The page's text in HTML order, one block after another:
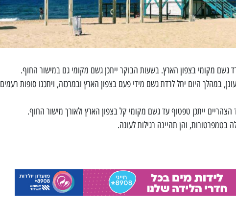
גשם מקומי בצפון הארץ. בשעות הבוקר ייתכן גשם מקומי גם במישור החוף.
במהלך היום יחל לרדת גשם מידי פעם בצפון הארץ ובמרכזה, ויתכנו סופות רעמים
הצהריים ייתכן טפטוף עד גשם מקומי קל בצפון הארץ ולאורך מישור החוף.
בטמפרטורות, והן תהיינה רגילות לעונה.